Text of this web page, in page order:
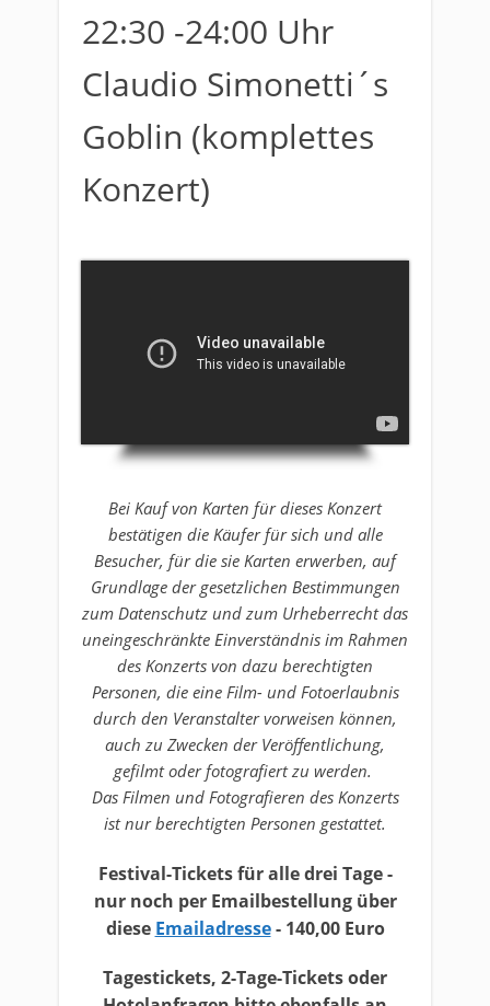
22:30 -24:00 Uhr
Claudio Simonetti´s
Goblin (komplettes
Konzert)
Bei Kauf von Karten für dieses Konzert
bestätigen die Käufer für sich und alle
Besucher, für die sie Karten erwerben, auf
Grundlage der gesetzlichen Bestimmungen
zum Datenschutz und zum Urheberrecht das
uneingeschränkte Einverständnis im Rahmen
des Konzerts von dazu berechtigten
Personen, die eine Film- und Fotoerlaubnis
durch den Veranstalter vorweisen können,
auch zu Zwecken der Veröffentlichung,
gefilmt oder fotografiert zu werden.
Das Filmen und Fotografieren des Konzerts
ist nur berechtigten Personen gestattet.
Festival-Tickets für alle drei Tage -
nur noch per Emailbestellung​ über
diese Emailadresse- 140,00 Euro
Tagestickets, 2-Tage-Ticketsoder